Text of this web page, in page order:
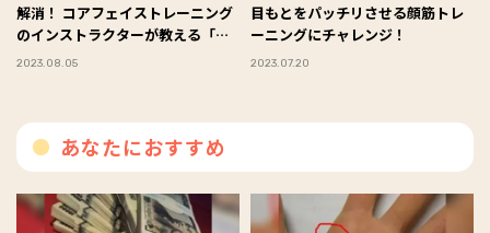
解消！ コアフェイストレーニング
のインストラクターが教える「舌
筋トレーニング」
2023.08.05
目もとをパッチリさせる顔筋トレ
ーニングにチャレンジ！
2023.07.20
あなたにおすすめ